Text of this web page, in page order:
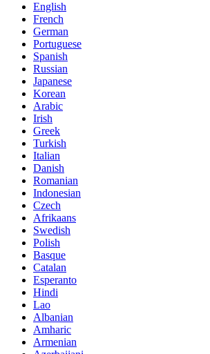
English
French
German
Portuguese
Spanish
Russian
Japanese
Korean
Arabic
Irish
Greek
Turkish
Italian
Danish
Romanian
Indonesian
Czech
Afrikaans
Swedish
Polish
Basque
Catalan
Esperanto
Hindi
Lao
Albanian
Amharic
Armenian